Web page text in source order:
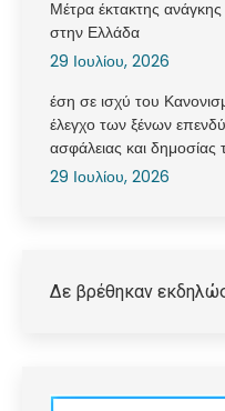
Μέτρα έκτακτης
στην Ελλάδα
29 Ιουλίου, 2026
έση σε ισχύ του
έλεγχο των ξένων
ασφάλειας και δημοσίας
29 Ιουλίου, 2026
Δε βρέθηκαν